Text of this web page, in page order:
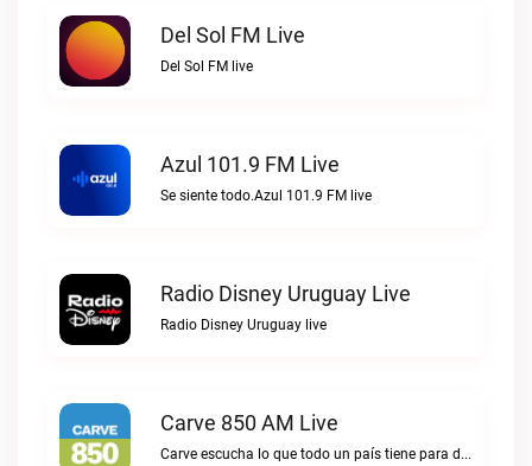
Del Sol FM Live
Del Sol FM live
Azul 101.9 FM Live
Se siente todo.Azul 101.9 FM live
Radio Disney Uruguay Live
Radio Disney Uruguay live
Carve 850 AM Live
Carve escucha lo que todo un país tiene para decir.Carve 850 AM live